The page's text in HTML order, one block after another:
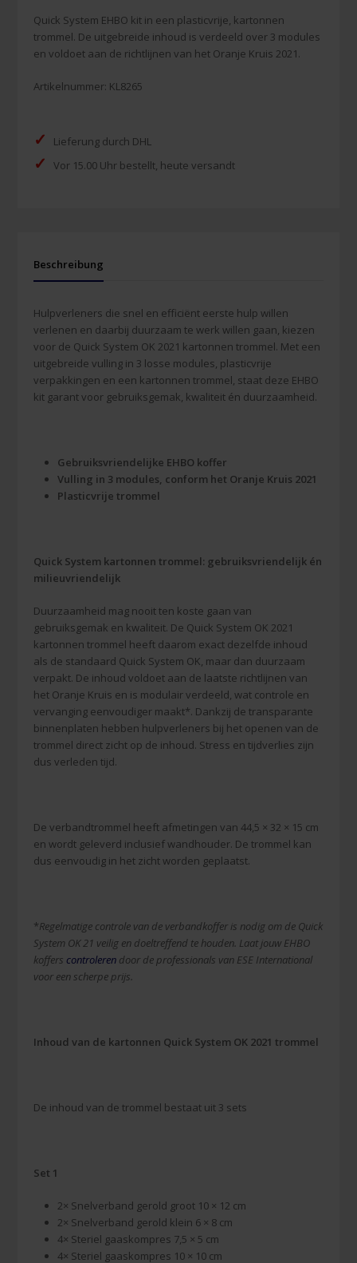
2021
trommel
karton
Quick System EHBO kit in een plasticvrije, kartonnen
trommel. De uitgebreide inhoud is verdeeld over 3 modules
en voldoet aan de richtlijnen van het Oranje Kruis 2021.
Artikelnummer: KL8265
✓ Lieferung durch DHL
✓ Vor 15.00 Uhr bestellt, heute versandt
Beschreibung
Hulpverleners die snel en efficiënt eerste hulp willen
verlenen en daarbij duurzaam te werk willen gaan, kiezen
voor de Quick System OK 2021 kartonnen trommel. Met een
uitgebreide vulling in 3 losse modules, plasticvrije
verpakkingen en een kartonnen trommel, staat deze EHBO
kit garant voor gebruiksgemak, kwaliteit én duurzaamheid.
Gebruiksvriendelijke EHBO koffer
Vulling in 3 modules, conform het Oranje Kruis 2021
Plasticvrije trommel
Quick System kartonnen trommel: gebruiksvriendelijk én
milieuvriendelijk
Duurzaamheid mag nooit ten koste gaan van
gebruiksgemak en kwaliteit. De Quick System OK 2021
kartonnen trommel heeft daarom exact dezelfde inhoud
als de standaard Quick System OK, maar dan duurzaam
verpakt. De inhoud voldoet aan de laatste richtlijnen van
het Oranje Kruis en is modulair verdeeld, wat controle en
vervanging eenvoudiger maakt*. Dankzij de transparante
binnenplaten hebben hulpverleners bij het openen van de
trommel direct zicht op de inhoud. Stress en tijdverlies zijn
dus verleden tijd.
De verbandtrommel heeft afmetingen van 44,5 × 32 × 15 cm
en wordt geleverd inclusief wandhouder. De trommel kan
dus eenvoudig in het zicht worden geplaatst.
*Regelmatige controle van de verbandkoffer is nodig om de Quick
System OK 21 veilig en doeltreffend te houden. Laat jouw EHBO
koffers controleren door de professionals van ESE International
voor een scherpe prijs.
Inhoud van de kartonnen Quick System OK 2021 trommel
De inhoud van de trommel bestaat uit 3 sets
Set 1
2× Snelverband gerold groot 10 × 12 cm
2× Snelverband gerold klein 6 × 8 cm
4× Steriel gaaskompres 7,5 × 5 cm
4× Steriel gaaskompres 10 × 10 cm